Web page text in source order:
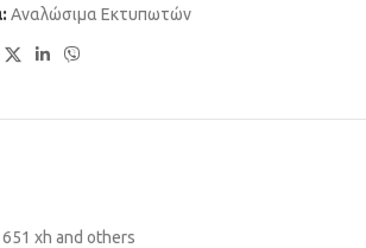
Αναλώσιμα Εκτυπωτών
xh and others